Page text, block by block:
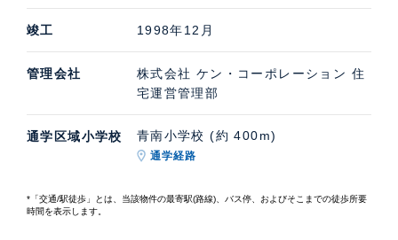
竣工 1998年12月
管理会社
株式会社 ケン・コーポレーション 住
宅運営管理部
通学区域小学校 青南小学校 (約 400m)
通学経路
*「交通/駅徒歩」とは、当該物件の最寄駅(路線)、バス停、およびそこまでの徒歩所要
時間を表示します。